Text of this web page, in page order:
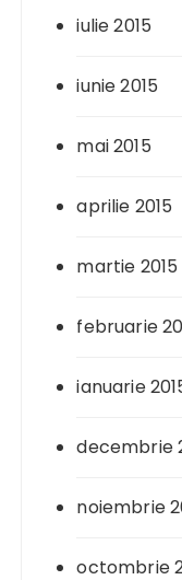
iulie 2015
iunie 2015
mai 2015
aprilie 2015
martie 2015
februarie
ianuarie
decembrie
noiembrie
octombrie